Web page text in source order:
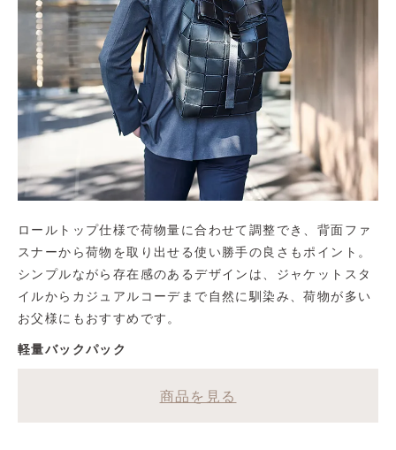
ロールトップ仕様で荷物量に合わせて調整でき、背面ファ
スナーから荷物を取り出せる使い勝手の良さもポイント。
シンプルながら存在感のあるデザインは、ジャケットスタ
イルからカジュアルコーデまで自然に馴染み、荷物が多い
お父様にもおすすめです。
軽量バックパック
商品を見る